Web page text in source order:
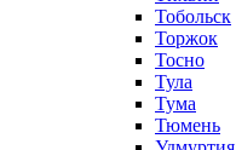
Тобольск
Торжок
Тосно
Тула
Тума
Тюмень